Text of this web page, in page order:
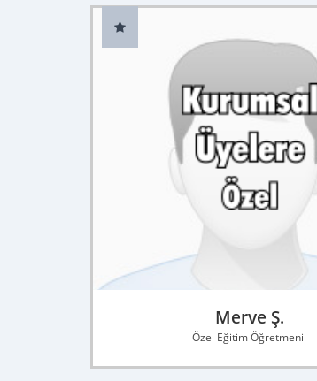
Merve Ş.
Özel Eğitim Öğretmeni